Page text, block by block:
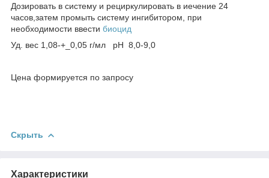
Дозировать в систему и рециркулировать в иечение 24
часов,затем промыть систему ингибитором, при
необходимости ввести биоцид
Уд. вес 1,08-+_0,05 г/мл рН 8,0-9,0
Цена формируется по запросу
Скрыть
Характеристики